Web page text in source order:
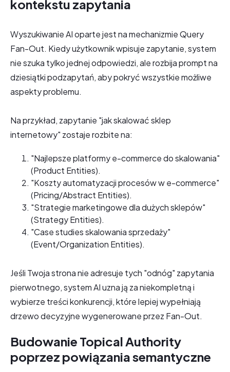
kontekstu zapytania
Wyszukiwanie AI oparte jest na mechanizmie Query
Fan-Out. Kiedy użytkownik wpisuje zapytanie, system
nie szuka tylko jednej odpowiedzi, ale rozbija prompt na
dziesiątki podzapytań, aby pokryć wszystkie możliwe
aspekty problemu.
Na przykład, zapytanie "jak skalować sklep
internetowy" zostaje rozbite na:
"Najlepsze platformy e-commerce do skalowania"
(Product Entities).
"Koszty automatyzacji procesów w e-commerce"
(Pricing/Abstract Entities).
"Strategie marketingowe dla dużych sklepów"
(Strategy Entities).
"Case studies skalowania sprzedaży"
(Event/Organization Entities).
Jeśli Twoja strona nie adresuje tych "odnóg" zapytania
pierwotnego, system AI uzna ją za niekompletną i
wybierze treści konkurencji, które lepiej wypełniają
drzewo decyzyjne wygenerowane przez Fan-Out.
Budowanie Topical Authority
poprzez powiązania semantyczne